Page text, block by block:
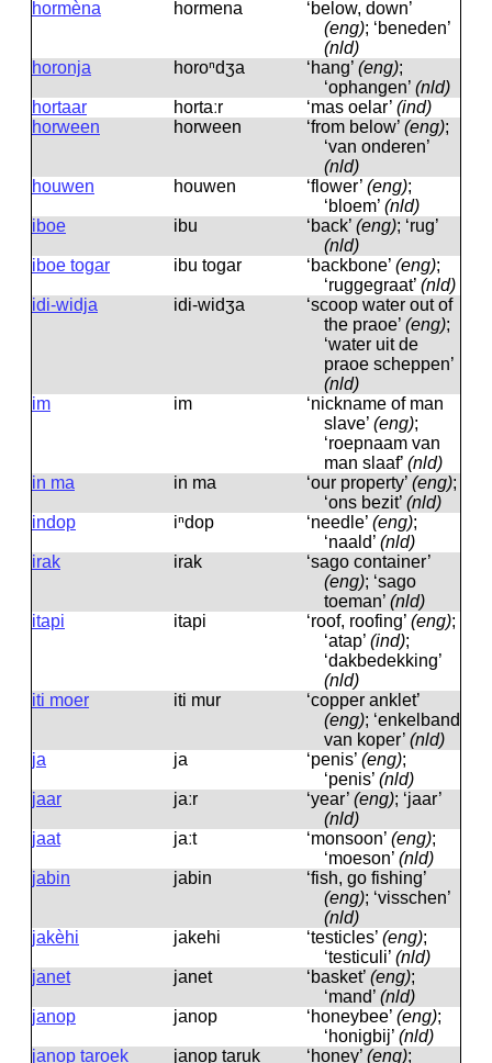
hormèna
hormena
‘below, down’
(eng); ‘beneden’
(nld)
horonja
horoⁿdʒa ‘hang’ (eng);
‘ophangen’ (nld)
hortaar
hortaːr ‘mas oelar’ (ind)
horween
horween ‘from below’ (eng);
‘van onderen’
(nld)
houwen
houwen ‘flower’ (eng);
‘bloem’ (nld)
iboe
ibu ‘back’ (eng); ‘rug’
(nld)
iboe togar
ibu togar ‘backbone’ (eng);
‘ruggegraat’ (nld)
idi-widja
idi-widʒa
‘scoop water out of
the praoe’ (eng);
‘water uit de
praoe scheppen’
(nld)
im
im
‘nickname of man
slave’ (eng);
‘roepnaam van
man slaaf’ (nld)
in ma
in ma ‘our property’ (eng);
‘ons bezit’ (nld)
indop
iⁿdop ‘needle’ (eng);
‘naald’ (nld)
irak
irak
‘sago container’
(eng); ‘sago
toeman’ (nld)
itapi
itapi ‘roof, roofing’ (eng);
‘atap’ (ind);
‘dakbedekking’
(nld)
iti moer
iti mur
‘copper anklet’
(eng); ‘enkelband
van koper’ (nld)
ja
ja ‘penis’ (eng);
‘penis’ (nld)
jaar
jaːr ‘year’ (eng); ‘jaar’
(nld)
jaat
jaːt ‘monsoon’ (eng);
‘moeson’ (nld)
jabin
jabin
‘fish, go fishing’
(eng); ‘visschen’
(nld)
jakèhi
jakehi ‘testicles’ (eng);
‘testiculi’ (nld)
janet
janet ‘basket’ (eng);
‘mand’ (nld)
janop
janop ‘honeybee’ (eng);
‘honigbij’ (nld)
janop taroek
janop taruk ‘honey’ (eng);